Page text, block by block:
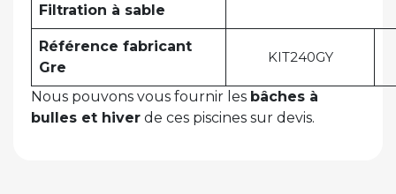
Filtration à sable
Référence fabricant
Gre
KIT240GY
Nous pouvons vous fournir les bâches à
bulles et hiver de ces piscines sur devis.